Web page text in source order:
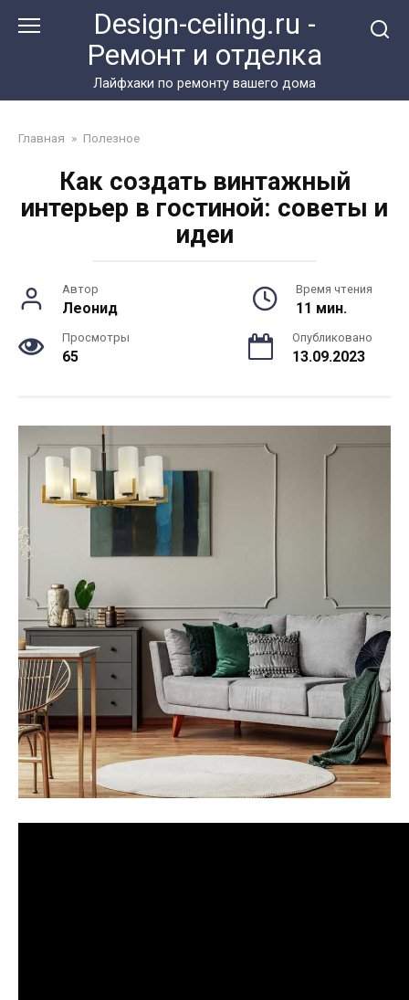
Design-ceiling.ru -
Ремонт и отделка
Лайфхаки по ремонту вашего дома
Главная » Полезное
Как создать винтажный
интерьер в гостиной: советы и
идеи
Автор
Леонид
Время чтения
11 мин.
Просмотры
65
Опубликовано
13.09.2023